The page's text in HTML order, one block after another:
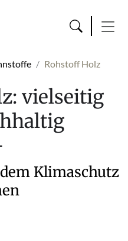
Rohstoff Holz
vielseitig
Klimaschutz